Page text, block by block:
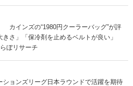
カインズの“1980円クーラーバッグ”が評
さ」「保冷剤を止めるベルトが良い」
ぼリサーチ
ションズリーグ日本ラウンドで活躍を期待